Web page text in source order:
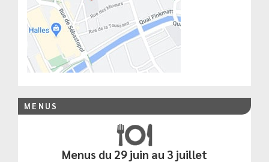
MENUS
Menus du 29 juin au 3 juillet